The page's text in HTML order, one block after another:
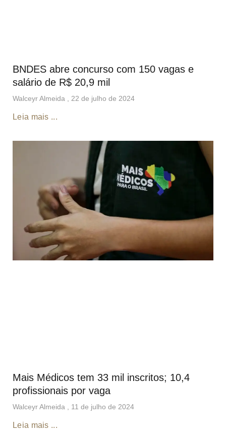
BNDES abre concurso com 150 vagas e
salário de R$ 20,9 mil
Walceyr Almeida 22 de julho de 2024
Leia mais ...
Mais Médicos tem 33 mil inscritos; 10,4
profissionais por vaga
Walceyr Almeida 11 de julho de 2024
Leia mais ...